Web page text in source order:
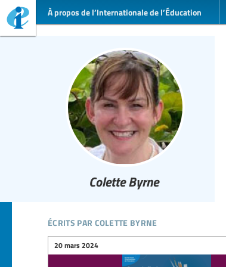
À propos de l’Internationale de l’Éducation
Colette Byrne
écrits par colette byrne
20 mars 2024